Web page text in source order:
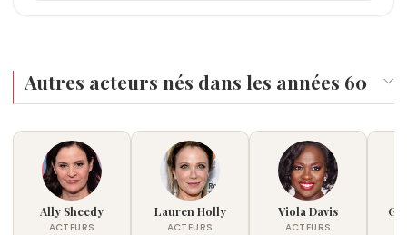
Autres acteurs nés dans les années 60
Ally Sheedy
ACTEURS
Lauren Holly
ACTEURS
Viola Davis
ACTEURS